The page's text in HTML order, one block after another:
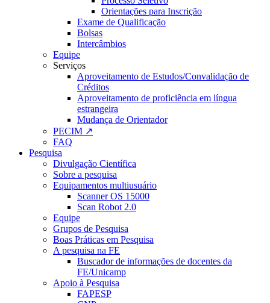
Orientações para Inscrição
Exame de Qualificação
Bolsas
Intercâmbios
Equipe
Serviços
Aproveitamento de Estudos/Convalidação de
Créditos
Aproveitamento de proficiência em língua
estrangeira
Mudança de Orientador
PECIM ↗
FAQ
Pesquisa
Divulgação Científica
Sobre a pesquisa
Equipamentos multiusuário
Scanner OS 15000
Scan Robot 2.0
Equipe
Grupos de Pesquisa
Boas Práticas em Pesquisa
A pesquisa na FE
Buscador de informações de docentes da
FE/Unicamp
Apoio à Pesquisa
FAPESP